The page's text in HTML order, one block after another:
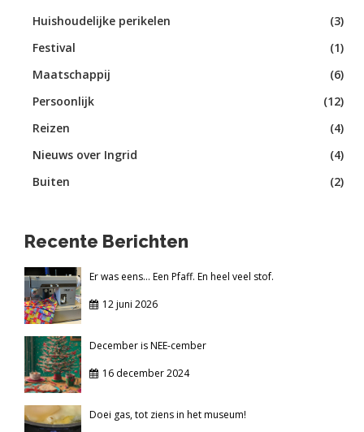
Huishoudelijke perikelen
(3)
Festival
(1)
Maatschappij
(6)
Persoonlijk
(12)
Reizen
(4)
Nieuws over Ingrid
(4)
Buiten
(2)
Recente Berichten
Er was eens... Een Pfaff. En heel veel stof.
12 juni 2026
December is NEE-cember
16 december 2024
Doei gas, tot ziens in het museum!